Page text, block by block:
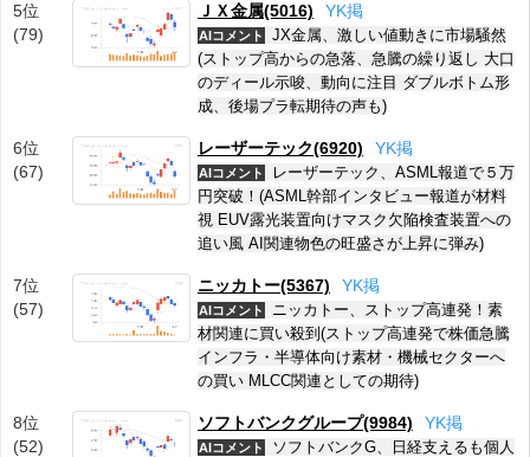
5位
(79)
ＪＸ金属(5016) YK掲
AIコメント
JX金属、激しい値動きに市場騒然
(ストップ高からの急落、急騰の繰り返し 大口
のディール示唆、動向に注目 ダブルボトム形
成、後場プラ転期待の声も)
6位
(67)
レーザーテック(6920) YK掲
AIコメント
レーザーテック、ASML報道で５万
円突破！(ASML幹部インタビュー報道が材料
視 EUV露光装置向けマスク欠陥検査装置への
追い風 AI関連物色の旺盛さが上昇に弾み)
7位
(57)
ニッカトー(5367) YK掲
AIコメント
ニッカトー、ストップ高連発！素
材関連に買い殺到(ストップ高連発で株価急騰
インフラ・半導体向け素材・機械セクターへ
の買い MLCC関連としての期待)
8位
(52)
ソフトバンクグループ(9984) YK掲
AIコメント
ソフトバンクG、日経支えるも個人